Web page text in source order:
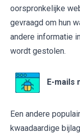
oorspronkelijke
gevraagd om hun
andere informatie
wordt gestolen.
E-mails
Een andere
kwaadaardige